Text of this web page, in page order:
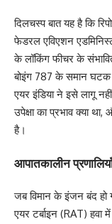
दिलचस्प बात यह है कि
फेडरल एविएशन
के लॉकिंग फीचर के
बोइंग 787 के समान घटक
एयर इंडिया ने इसे लागू
उपेक्षा का प्रभाव क्या
है।
आपातकालीन
जब विमान के इंजन बंद हो
एयर टर्बाइन (RAT) हवा